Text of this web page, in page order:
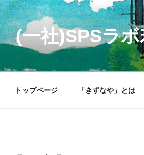
(一社)SPSラ
トップページ 「きずなや」とは